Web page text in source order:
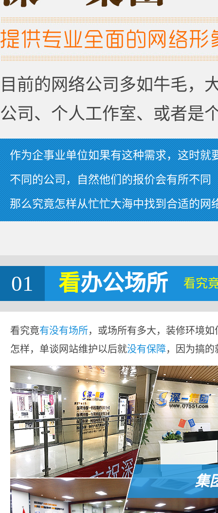
目前的网络公司多如牛毛，
公司、个人工作室、或者是
作为企事业单位如果有这种需求，这时就
不同的公司，自然他们的报价会有所不同
那么究竟怎样从忙忙大海中找到合适的网
01 看办公场所 看究
看究竟有没有场所，或场所有多大，装修环境
怎样，单谈网站维护以后就没有保障，因为搞
集